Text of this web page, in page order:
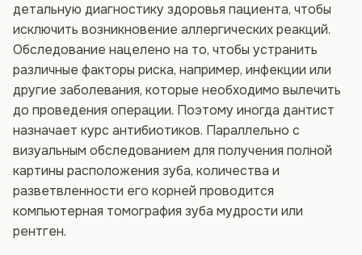
детальную диагностику здоровья пациента, чтобы
исключить возникновение аллергических реакций.
Обследование нацелено на то, чтобы устранить
различные факторы риска, например, инфекции или
другие заболевания, которые необходимо вылечить
до проведения операции. Поэтому иногда дантист
назначает курс антибиотиков. Параллельно с
визуальным обследованием для получения полной
картины расположения зуба, количества и
разветвленности его корней проводится
компьютерная томография зуба мудрости или
рентген.